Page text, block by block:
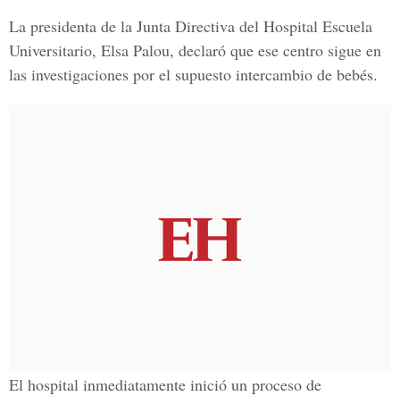
La presidenta de la Junta Directiva del Hospital Escuela
Universitario, Elsa Palou, declaró que ese centro sigue en
las investigaciones por el supuesto intercambio de bebés.
El hospital inmediatamente inició un proceso de